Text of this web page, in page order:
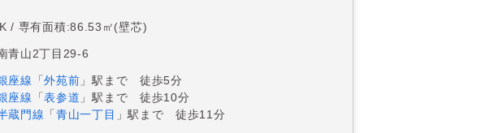
専有面積:86.53㎡(壁芯)
青山2丁目29-6
座線 「外苑前 」駅まで 徒歩5分
座線
「表参道 」駅まで 徒歩10分
蔵門線 「青山一丁目 」駅まで 徒歩11分